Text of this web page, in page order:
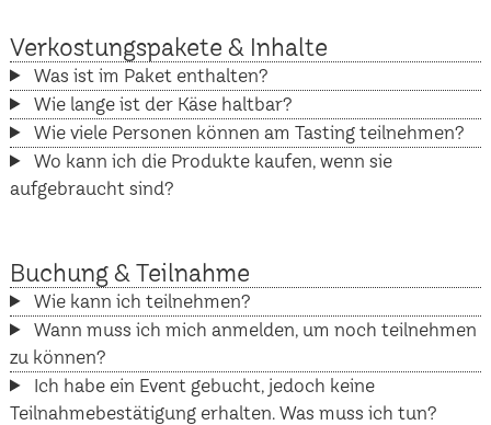
Verkostungspakete & Inhalte
Was ist im Paket enthalten?
Wie lange ist der Käse haltbar?
Wie viele Personen können am Tasting teilnehmen?
Wo kann ich die Produkte kaufen, wenn sie
aufgebraucht sind?
Buchung & Teilnahme
Wie kann ich teilnehmen?
Wann muss ich mich anmelden, um noch teilnehmen
zu können?
Ich habe ein Event gebucht, jedoch keine
Teilnahmebestätigung erhalten. Was muss ich tun?